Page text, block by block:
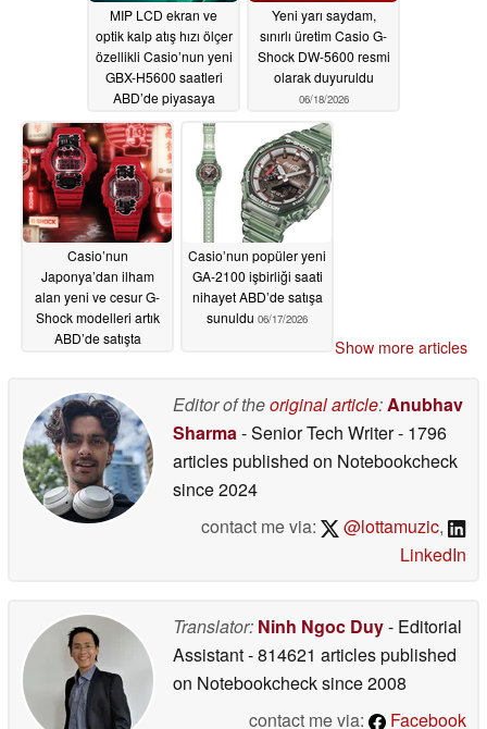
MIP LCD ekran ve
optik kalp atış hızı ölçer
özellikli Casio’nun yeni
GBX-H5600 saatleri
ABD’de piyasaya
06/18/2026
Yeni yarı saydam,
sınırlı üretim Casio G-
Shock DW-5600 resmi
olarak duyuruldu
06/18/2026
Casio’nun
Japonya’dan ilham
alan yeni ve cesur G-
Shock modelleri artık
ABD’de satışta
Casio’nun popüler yeni
GA-2100 işbirliği saati
nihayet ABD’de satışa
sunuldu 06/17/2026
Show more articles
Editor of theoriginal article:Anubhav
Sharma- Senior Tech Writer- 1796
articles published on Notebookcheck
since 2024
contact me via:
@lottamuzic,
LinkedIn
Translator: Ninh Ngoc Duy- Editorial
Assistant- 814621 articles published
on Notebookchecksince 2008
contact me via:
Facebook